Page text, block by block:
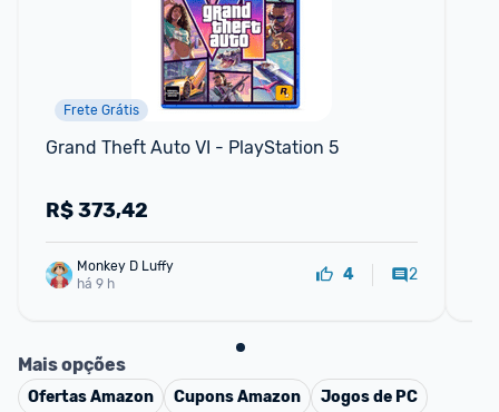
Frete Grátis
Grand Theft Auto VI - PlayStation 5
R$373,42
Monkey D Luffy
há 9 h
4 2
Mais opções
OfertasAmazon CuponsAmazon
Jogos de PC